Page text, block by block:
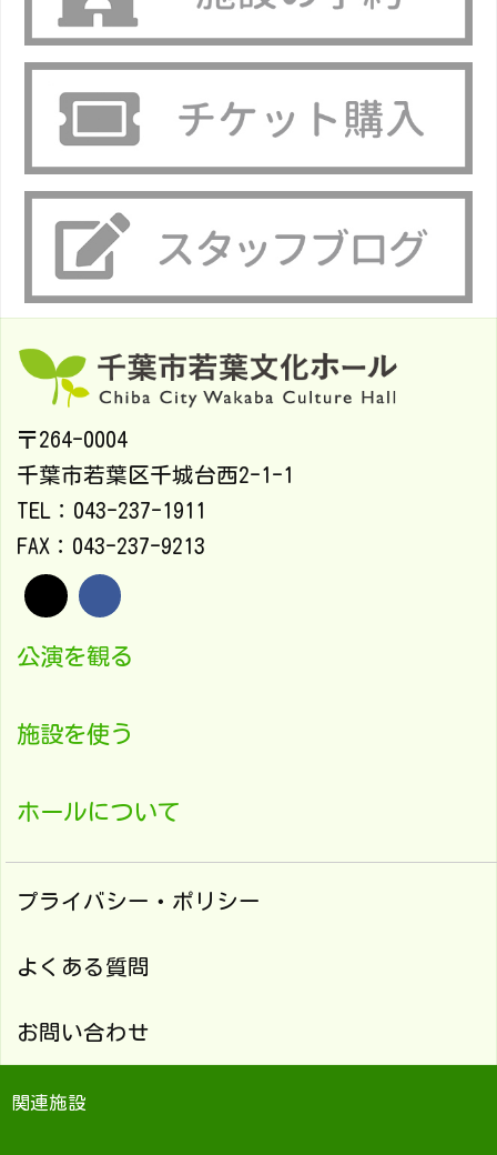
〒264-0004
千葉市若葉区千城台西2-1-1
TEL：043-237-1911
FAX：043-237-9213
公演を観る
施設を使う
ホールについて
プライバシー・ポリシー
よくある質問
お問い合わせ
関連施設